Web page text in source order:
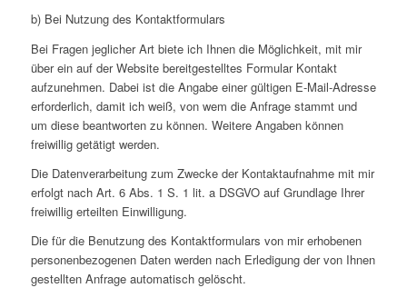
b) Bei Nutzung des Kontaktformulars
Bei Fragen jeglicher Art biete ich Ihnen die Möglichkeit, mit mir
über ein auf der Website bereitgestelltes Formular Kontakt
aufzunehmen. Dabei ist die Angabe einer gültigen E-Mail-Adresse
erforderlich, damit ich weiß, von wem die Anfrage stammt und
um diese beantworten zu können. Weitere Angaben können
freiwillig getätigt werden.
Die Datenverarbeitung zum Zwecke der Kontaktaufnahme mit mir
erfolgt nach Art. 6 Abs. 1 S. 1 lit. a DSGVO auf Grundlage Ihrer
freiwillig erteilten Einwilligung.
Die für die Benutzung des Kontaktformulars von mir erhobenen
personenbezogenen Daten werden nach Erledigung der von Ihnen
gestellten Anfrage automatisch gelöscht.